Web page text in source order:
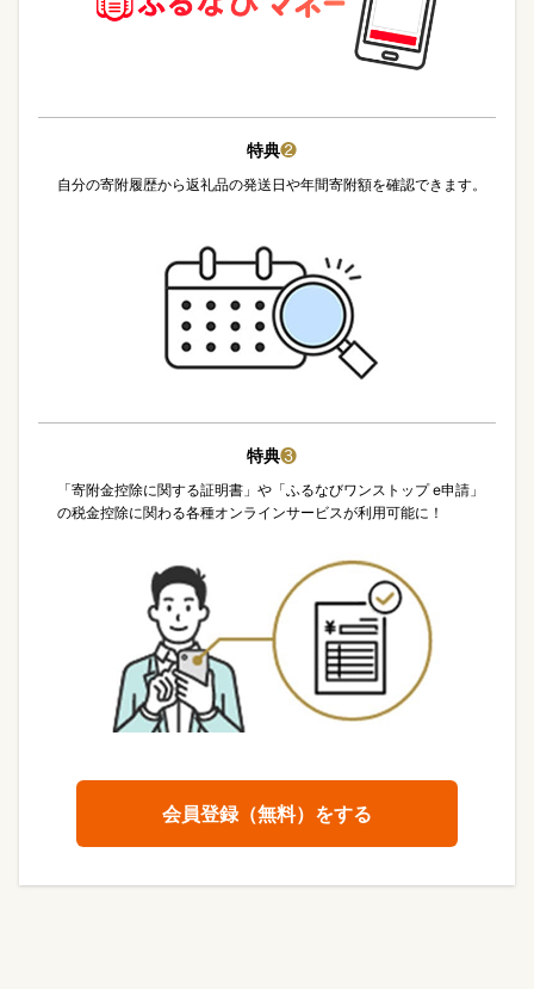
特典❷
自分の寄附履歴から返礼品の発送日や年間寄附額を確認できます。
特典❸
「寄附金控除に関する証明書」や「ふるなびワンストップ e申請」
の税金控除に関わる各種オンラインサービスが利用可能に！
会員登録（無料）をする